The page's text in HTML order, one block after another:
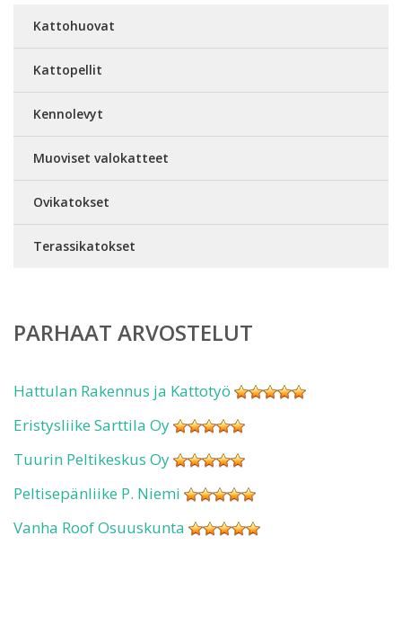
Kattohuovat
Kattopellit
Kennolevyt
Muoviset valokatteet
Ovikatokset
Terassikatokset
PARHAAT ARVOSTELUT
Hattulan Rakennus ja Kattotyö
Eristysliike Sarttila Oy
Tuurin Peltikeskus Oy
Peltisepänliike P. Niemi
Vanha Roof Osuuskunta